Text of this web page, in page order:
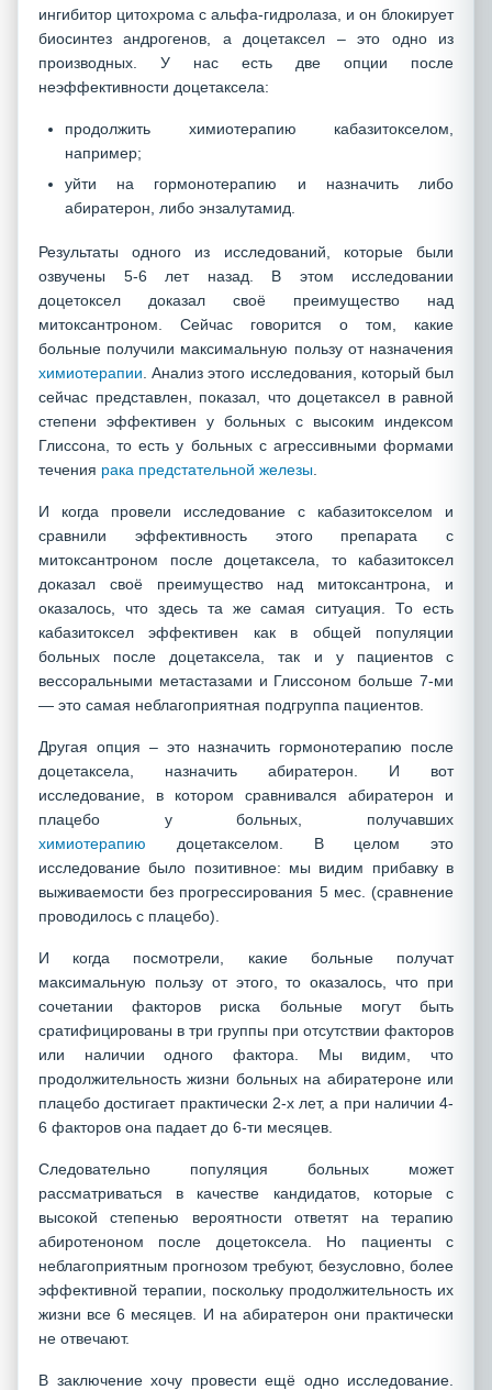
ингибитор цитохрома с альфа-гидролаза, и он блокирует
биосинтез андрогенов, а доцетаксел – это одно из
производных. У нас есть две опции после
неэффективности доцетаксела:
продолжить химиотерапию кабазитокселом,
например;
уйти на гормонотерапию и назначить либо
абиратерон, либо энзалутамид.
Результаты одного из исследований, которые были
озвучены 5-6 лет назад. В этом исследовании
доцетоксел доказал своё преимущество над
митоксантроном. Сейчас говорится о том, какие
больные получили максимальную пользу от назначения
химиотерапии . Анализ этого исследования, который был
сейчас представлен, показал, что доцетаксел в равной
степени эффективен у больных с высоким индексом
Глиссона, то есть у больных с агрессивными формами
течения рака предстательной железы
И когда провели исследование с кабазитокселом и
сравнили эффективность этого препарата с
митоксантроном после доцетаксела, то кабазитоксел
доказал своё преимущество над митоксантрона, и
оказалось, что здесь та же самая ситуация. То есть
кабазитоксел эффективен как в общей популяции
больных после доцетаксела, так и у пациентов с
вессоральными метастазами и Глиссоном больше 7-ми
— это самая неблагоприятная подгруппа пациентов.
Другая опция – это назначить гормонотерапию после
доцетаксела, назначить абиратерон. И вот
исследование, в котором сравнивался абиратерон и
плацебо у больных, получавших
химиотерапию доцетакселом. В целом это
исследование было позитивное: мы видим прибавку в
выживаемости без прогрессирования 5 мес. (сравнение
проводилось с плацебо).
И когда посмотрели, какие больные получат
максимальную пользу от этого, то оказалось, что при
сочетании факторов риска больные могут быть
сратифицированы в три группы при отсутствии факторов
или наличии одного фактора. Мы видим, что
продолжительность жизни больных на абиратероне или
плацебо достигает практически 2-х лет, а при наличии 4-
6 факторов она падает до 6-ти месяцев.
Следовательно популяция больных может
рассматриваться в качестве кандидатов, которые с
высокой степенью вероятности ответят на терапию
абиротеноном после доцетоксела. Но пациенты с
неблагоприятным прогнозом требуют, безусловно, более
эффективной терапии, поскольку продолжительность их
жизни все 6 месяцев. И на абиратерон они практически
не отвечают.
В заключение хочу провести ещё одно исследование.